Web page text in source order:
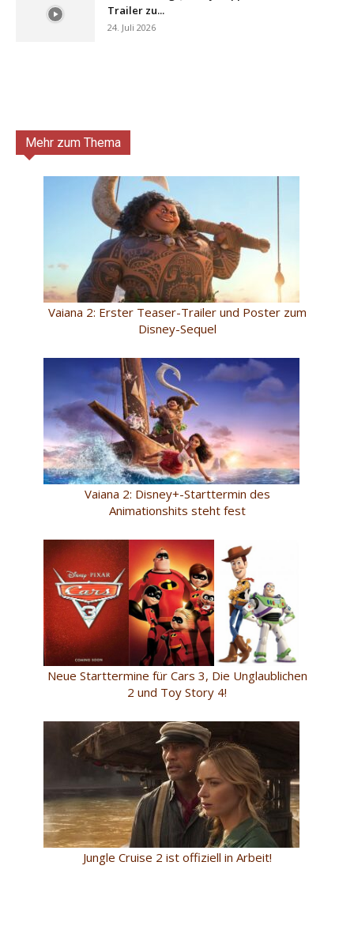
Trailer zu...
24. Juli 2026
Mehr zum Thema
Vaiana 2: Erster Teaser-Trailer und Poster zum
Disney-Sequel
Vaiana 2: Disney+-Starttermin des
Animationshits steht fest
Neue Starttermine für Cars 3, Die Unglaublichen
2 und Toy Story 4!
Jungle Cruise 2 ist offiziell in Arbeit!